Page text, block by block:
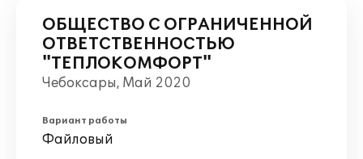
ОБЩЕСТВО С ОГРАНИЧЕННОЙ
ОТВЕТСТВЕННОСТЬЮ
"ТЕПЛОКОМФОРТ"
Чебоксары, Май 2020
Вариант работы
Файловый